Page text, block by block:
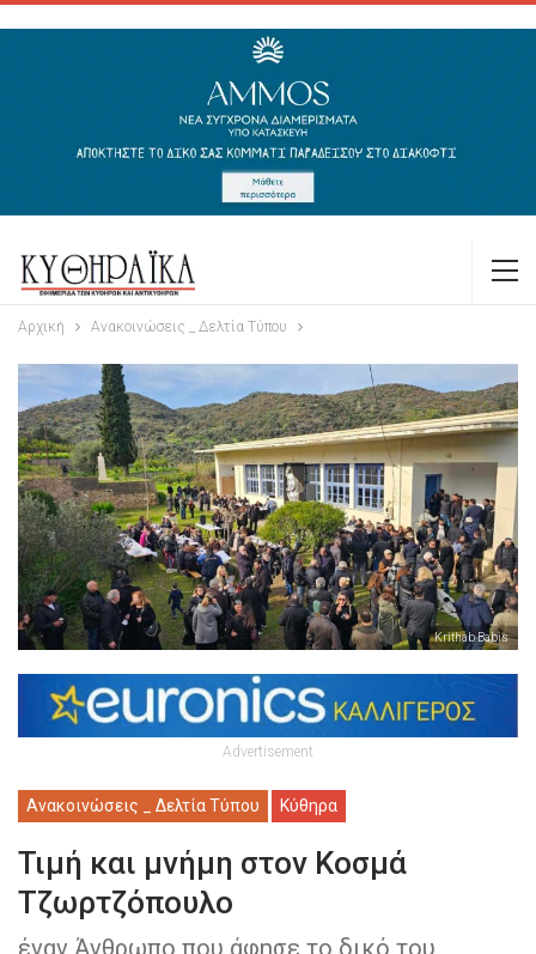
Αρχική Ανακοινώσεις _ Δελτία Τύπου
Krithab Babis
Advertisement
Ανακοινώσεις _ Δελτία Τύπου Κύθηρα
Τιμή και μνήμη στον Κοσμά
Τζωρτζόπουλο
έναν Άνθρωπο που άφησε το δικό του